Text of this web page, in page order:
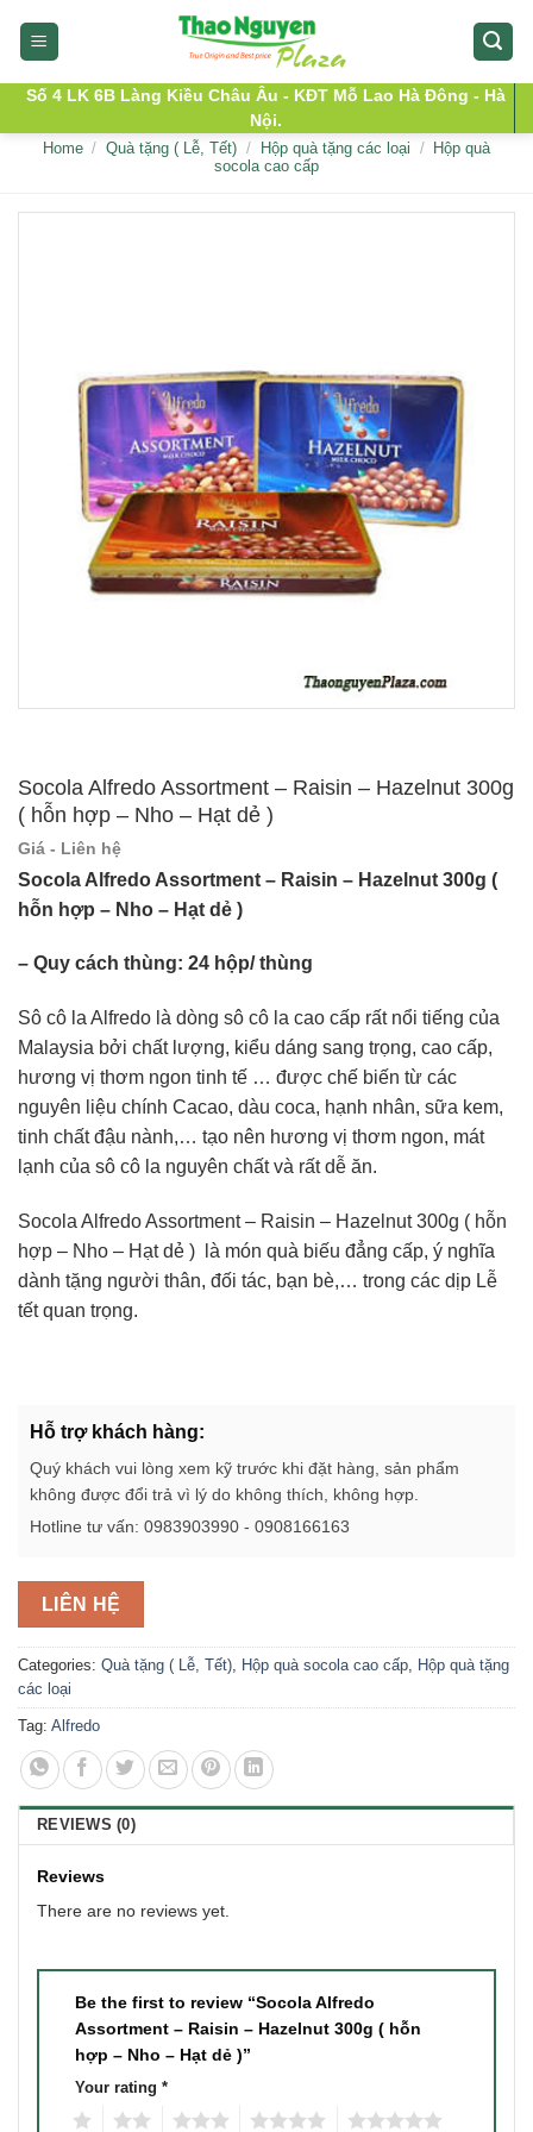
Số 4 LK 6B Làng Kiều Châu Âu - KĐT Mỗ Lao Hà Đông - Hà
Nội.
Home / Quà tặng ( Lễ, Tết) / Hộp quà tặng các loại /
Hộp quà
socola cao cấp
Socola Alfredo Assortment – Raisin – Hazelnut 300g
( hỗn hợp – Nho – Hạt dẻ )
Giá - Liên hệ
Socola Alfredo Assortment – Raisin – Hazelnut 300g (
hỗn hợp – Nho – Hạt dẻ )
– Quy cách thùng: 24 hộp/ thùng
Sô cô la Alfredo là dòng sô cô la cao cấp rất nổi tiếng của
Malaysia bởi chất lượng, kiểu dáng sang trọng, cao cấp,
hương vị thơm ngon tinh tế … được chế biến từ các
nguyên liệu chính Cacao, dàu coca, hạnh nhân, sữa kem,
tinh chất đậu nành,… tạo nên hương vị thơm ngon, mát
lạnh của sô cô la nguyên chất và rất dễ ăn.
Socola Alfredo Assortment – Raisin – Hazelnut 300g ( hỗn
hợp – Nho – Hạt dẻ ) là món quà biếu đẳng cấp, ý nghĩa
dành tặng người thân, đối tác, bạn bè,… trong các dịp Lễ
tết quan trọng.
Hỗ trợ khách hàng:
Quý khách vui lòng xem kỹ trước khi đặt hàng, sản phẩm
không được đổi trả vì lý do không thích, không hợp.
Hotline tư vấn: 0983903990 - 0908166163
LIÊN HỆ
Categories: Quà tặng ( Lễ, Tết) Hộp quà socola cao cấp
Hộp quà tặng
các loại
Tag: Alfredo
REVIEWS (0)
Reviews
There are no reviews yet.
Be the first to review “Socola Alfredo
Assortment – Raisin – Hazelnut 300g ( hỗn
hợp – Nho – Hạt dẻ )”
Your rating *